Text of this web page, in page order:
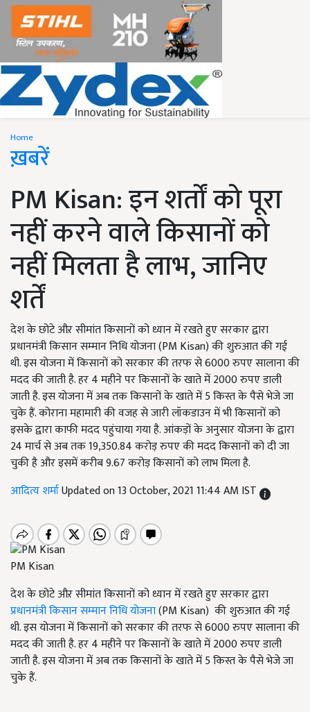
Home
ख़बरें
PM Kisan: इन शर्तों को पूरा
नहीं करने वाले किसानों को
नहीं मिलता है लाभ, जानिए
शर्तें
देश के छोटे औऱ सीमांत किसानों को ध्यान में रखते हुए सरकार द्वारा
प्रधानमंत्री किसान सम्मान निधि योजना (PM Kisan) की शुरुआत की गई
थी. इस योजना में किसानों को सरकार की तरफ से 6000 रुपए सालाना की
मदद की जाती है. हर 4 महीने पर किसानों के खाते में 2000 रुपए डाली
जाती है. इस योजना में अब तक किसानों के खाते में 5 किस्त के पैसे भेजे जा
चुके हैं. कोराना महामारी की वजह से जारी लॉकडाउन में भी किसानों को
इसके द्वारा काफी मदद पहुंचाया गया है. आंकड़ों के अनुसार योजना के द्वारा
24 मार्च से अब तक 19,350.84 करोड़ रुपए की मदद किसानों को दी जा
चुकी है और इसमें करीब 9.67 करोड़ किसानों को लाभ मिला है.
आदित्य शर्माUpdated on 13 October, 2021 11:44 AM IST
PM Kisan
देश के छोटे औऱ सीमांत किसानों को ध्यान में रखते हुए सरकार द्वारा
प्रधानमंत्री किसान सम्मान निधि योजना(PM Kisan) की शुरुआत की गई
थी. इस योजना में किसानों को सरकार की तरफ से 6000 रुपए सालाना की
मदद की जाती है. हर 4 महीने पर किसानों के खाते में 2000 रुपए डाली
जाती है. इस योजना में अब तक किसानों के खाते में 5 किस्त के पैसे भेजे जा
चुके हैं.